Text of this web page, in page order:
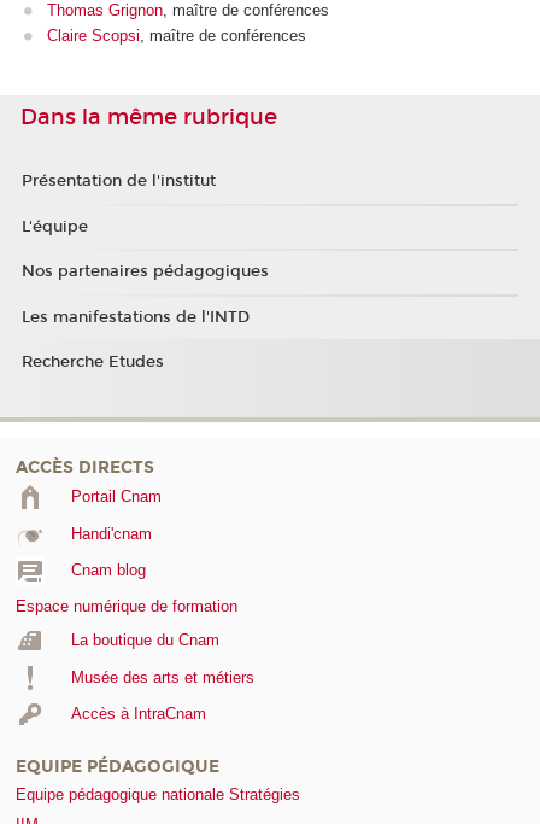
Thomas Grignon, maître de conférences
Claire Scopsi, maître de conférences
Dans la même rubrique
Présentation de l'institut
L'équipe
Nos partenaires pédagogiques
Les manifestations de l'INTD
Recherche Etudes
ACCÈS DIRECTS
Portail Cnam
Handi'cnam
Cnam blog
Espace numérique de formation
La boutique du Cnam
Musée des arts et métiers
Accès à IntraCnam
EQUIPE PÉDAGOGIQUE
Equipe pédagogique nationale Stratégies